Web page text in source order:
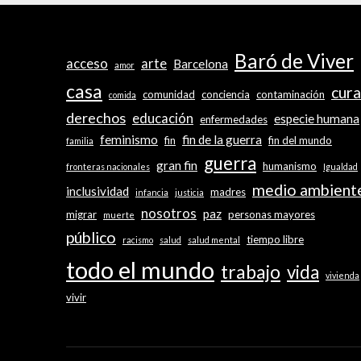
acceso amor arte Barcelona Baró de Viver
casa comida comunidad conciencia contaminación
derechos educación enfermedades especie humana
familia feminismo fin fin de la guerra fin del mundo
fronteras nacionales gran fin guerra humanismo Igualdad
inclusividad infancia justicia madres medio
migrar muerte nosotros paz personas mayores
público racismo salud salud mental tiempo libre
todo el mundo trabajo vida vivienda
vivir